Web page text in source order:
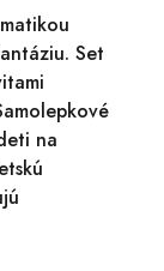
Set
na